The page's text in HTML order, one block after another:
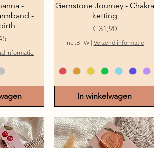
-
-
informatie
Snel overzicht
Gemstone Journey - Chakra
ketting
Prijs
€ 31,90
incl.BTW | Verzend informatie
In winkelwagen